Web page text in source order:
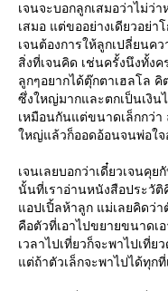
เจนจะบอกลูกเสมอว่าไม่ว่
เสมอ แต่ขออย่างเดียวอย่า
เจนต้องการให้ลูกเปลี่ยนค
สิ่งที่เจนคิด เช่นครั้งนึงทั้งค
ลูกๆอยากได้ตุ๊กตาเฮลโล
ซึ่งใหญ่มากและตกเป็นเงิน
เหมือนกันแต่ขนาดเล็กกว่า
หญ่แล้วก็ออดอ้อนจนพ่อใจ
เจนเลยบอกว่าเดี๋ยวเจนคุ
นั้นที่เราอ่านหนังสือประวั
อปเปิ้ลห้าลูก แม่เลยคิดว่า
คือตัวที่เอาไปขยายขนาด
เวลาไปเที่ยวก็จะพาไปเที่ย
ต่ถ้าตัวเล็กจะพาไปได้ทุก